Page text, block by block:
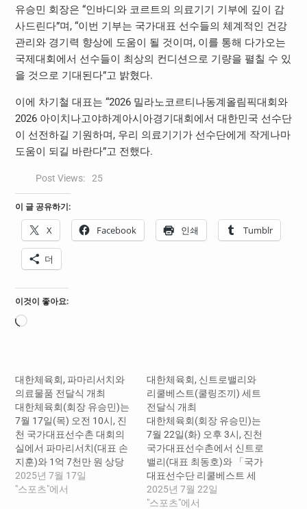
유승민 회장은 “인바디와 코르트의 의료기기 기부에 깊이 감
사드린다”며, “이번 기부는 국가대표 선수들의 체계적인 건강
관리와 경기력 향상에 도움이 될 것이며, 이를 통해 다가오는
국제대회에서 선수들이 최상의 컨디션으로 기량을 펼칠 수 있
을 것으로 기대된다”고 밝혔다.
이에 차기철 대표는 “2026 밀라노코르티나동계올림픽대회와
2026 아이치나고야하계아시아경기대회에서 대한민국 선수단
이 선전하길 기원하며, 우리 의료기기가 선수단에게 작게나마
도움이 되길 바란다”고 전했다.
Post Views: 25
이 글 공유하기:
X Facebook 인쇄 Tumblr
더
이것이 좋아요:
로
대한체육회, 파마리서치와
의료물품 전달식 개최
대한체육회(회장 유승민)는
7월 17일(목) 오전 10시, 진
천 국가대표선수촌 대회의
실에서 파마리서치(대표 손
지훈)와 1억 7천만 원 상당
의 의료물품을 전달하는
「국가대표 선수단 의료물
2025년 7월 17일
"스포츠"에서
대한체육회, 신트로밸리와
리쿨베스트(쿨링조끼) 세트
전달식 개최
대한체육회(회장 유승민)는
7월 22일(화) 오후 3시, 진천
국가대표선수촌에서 신트로
밸리(대표 최동호)와 「국가
대표선수단 리쿨베스트 세
트 전달식」을 개최했다. 이
날 전달식은 김택수 국가대
2025년 7월 22일
"스포츠"에서